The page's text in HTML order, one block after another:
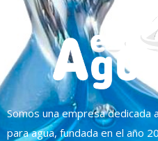
Somos una empresa dedicada
para agua, fundada en el año